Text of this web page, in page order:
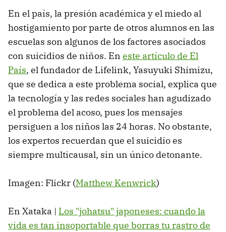
En el país, la presión académica y el miedo al
hostigamiento por parte de otros alumnos en las
escuelas son algunos de los factores asociados
con suicidios de niños. En este artículo de El
País, el fundador de Lifelink, Yasuyuki Shimizu,
que se dedica a este problema social, explica que
la tecnología y las redes sociales han agudizado
el problema del acoso, pues los mensajes
persiguen a los niños las 24 horas. No obstante,
los expertos recuerdan que el suicidio es
siempre multicausal, sin un único detonante.
Imagen: Flickr (Matthew Kenwrick)
En Xataka | Los "johatsu" japoneses: cuando la
vida es tan insoportable que borras tu rastro de